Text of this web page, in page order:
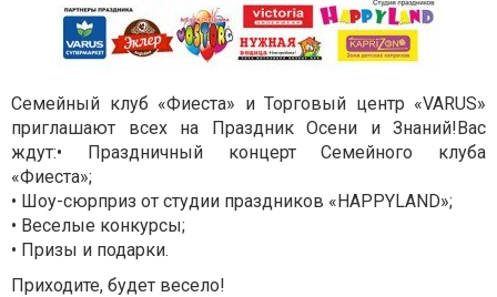
Семейный клуб «Фиеста» и Торговый центр «VARUS»
приглашают всех на Праздник Осени и Знаний!Вас
ждут:• Праздничный концерт Семейного клуба
«Фиеста»;
• Шоу-сюрприз от студии праздников «HAPPYLAND»;
• Веселые конкурсы;
• Призы и подарки.
Приходите, будет весело!